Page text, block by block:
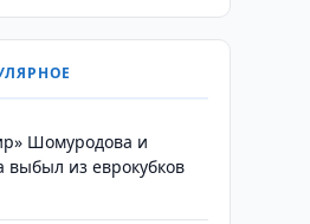
Шомуродова и
выбыл из еврокубков